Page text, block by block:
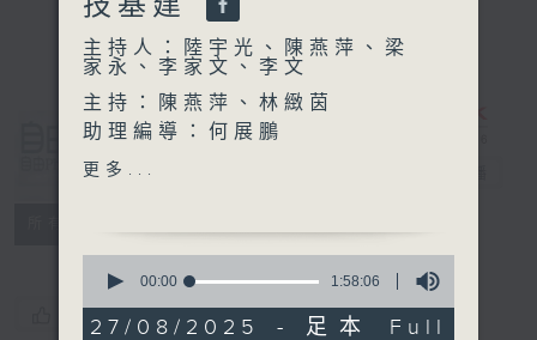
自由風自由
PHONE
您喜歡這個節目嗎?
主持人：陸宇光、陳燕萍、梁
家永、李家文、李文
主持：陳燕萍、林緻茵
助理編導：何展鵬
高級編導：李以莊
更多...
seconds
1
00:00 1:58:06
27/08/2025 - 足本 Full